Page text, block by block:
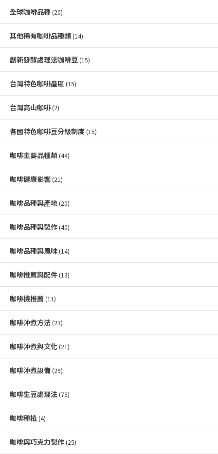
全球咖啡品種 (20)
其他稀有咖啡品種類 (14)
創新發酵處理法咖啡豆 (15)
台灣特色咖啡產區 (15)
台灣高山咖啡(2)
各國特色咖啡豆分級制度 (15)
咖啡主要品種類 (44)
咖啡健康影響 (21)
咖啡品種與產地 (20)
咖啡品種與製作 (40)
咖啡品種與風味(14)
咖啡推薦與配件 (13)
咖啡機推薦 (11)
咖啡沖煮方法 (23)
咖啡沖煮與文化 (21)
咖啡沖煮設備 (29)
咖啡生豆處理法 (75)
咖啡種植 (4)
咖啡與巧克力製作 (25)